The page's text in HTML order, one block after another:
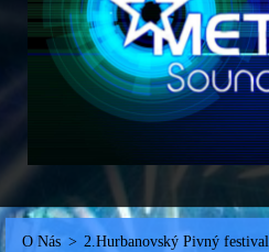
O Nás > 2.Hurbanovský Pivný festival